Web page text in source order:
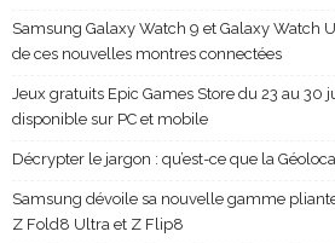
Samsung Galaxy Watch 9 et Galaxy Watch
de ces nouvelles montres connectées
Jeux gratuits Epic Games Store du 23 au 30
disponible sur PC et mobile
Décrypter le jargon : qu’est-ce que la
Samsung dévoile sa nouvelle gamme
Z Fold8 Ultra et Z Flip8